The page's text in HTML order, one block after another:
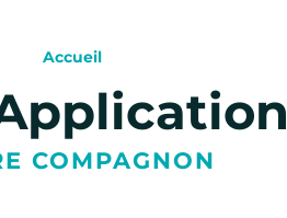
Accueil
COMPAGNON